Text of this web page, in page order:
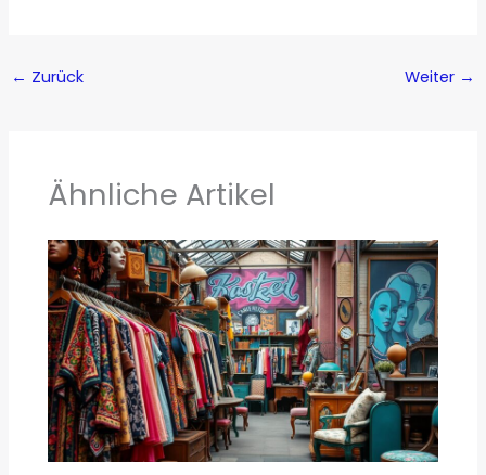
← Zurück Weiter →
Ähnliche Artikel